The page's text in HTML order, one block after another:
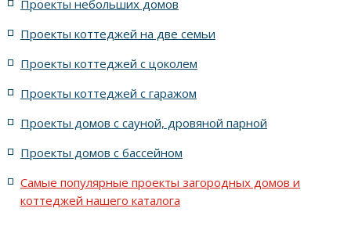
жилых в современном стиле с террасой
с террасой и 6 комнатами
Проекты небольших домов
Проекты коттеджей на две семьи
Проекты коттеджей с цоколем
Проекты коттеджей с гаражом
Проекты домов с сауной, дровяной парной
Проекты домов с бассейном
Самые популярные проекты загородных домов и
коттеджей нашего каталога